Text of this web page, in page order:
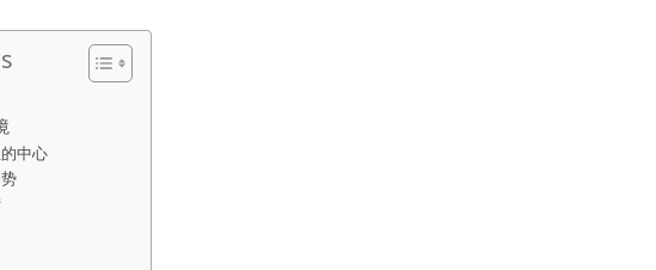
中心